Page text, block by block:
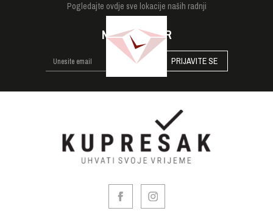
Pogledajte ovdje sve lokacije naših radnji
NEWSLETTER
PRIJAVITE SE